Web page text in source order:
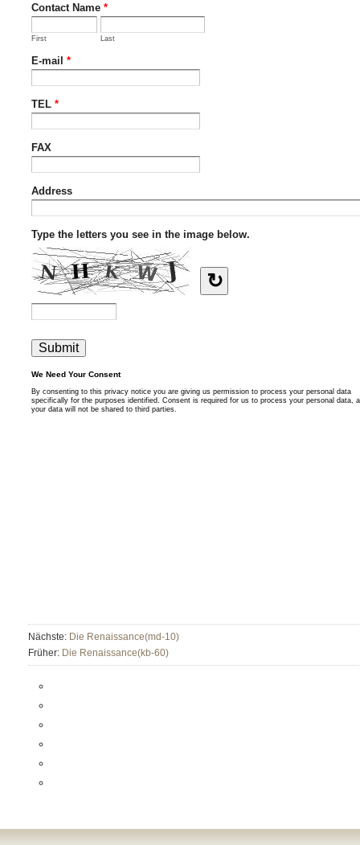
Nächste: Die Renaissance(md-10)
Früher: Die Renaissance(kb-60)